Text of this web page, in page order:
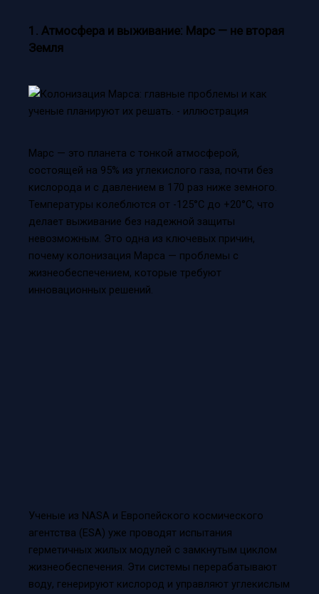
1. Атмосфера и выживание: Марс — не вторая
Земля
Марс — это планета с тонкой атмосферой,
состоящей на 95% из углекислого газа, почти без
кислорода и с давлением в 170 раз ниже земного.
Температуры колеблются от -125°C до +20°C, что
делает выживание без надежной защиты
невозможным. Это одна из ключевых причин,
почему колонизация Марса — проблемы с
жизнеобеспечением, которые требуют
инновационных решений.
Ученые из NASA и Европейского космического
агентства (ESA) уже проводят испытания
герметичных жилых модулей с замкнутым циклом
жизнеобеспечения. Эти системы перерабатывают
воду, генерируют кислород и управляют углекислым